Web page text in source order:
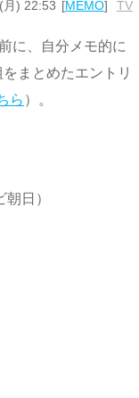
) 22:53 MEMO TV
に、自分メモ的に
まとめたエントリ
ら ）。
日）